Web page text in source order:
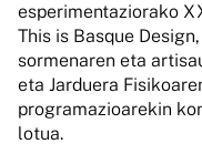
esperimentaziorako
This is Basque
sormenaren eta
eta Jarduera
programazioarekin
lotua.